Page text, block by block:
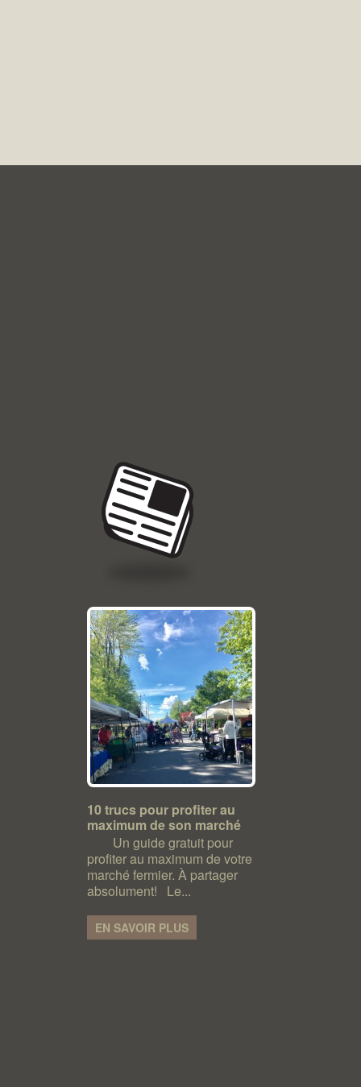
10 trucs pour profiter au
maximum de son marché
Un guide gratuit pour
profiter au maximum de votre
marché fermier. À partager
absolument! Le...
EN SAVOIR PLUS